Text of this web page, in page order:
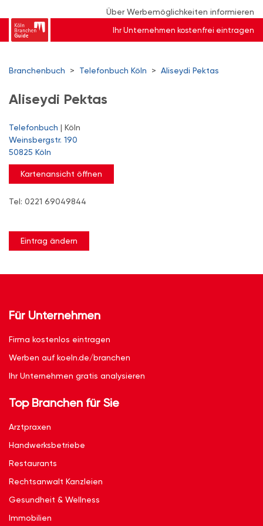
Über Werbemöglichkeiten informieren
Ihr Unternehmen kostenfrei eintragen
Branchenbuch > Telefonbuch Köln > Aliseydi Pektas
Aliseydi Pektas
Telefonbuch | Köln
Weinsbergstr. 190
50825 Köln
Kartenansicht öffnen
Tel: 0221 69049844
Eintrag ändern
Für Unternehmen
Firma kostenlos eintragen
Werben auf koeln.de/branchen
Ihr Unternehmen gratis analysieren
Top Branchen für Sie
Arztpraxen
Handwerksbetriebe
Restaurants
Rechtsanwalt Kanzleien
Gesundheit & Wellness
Immobilien